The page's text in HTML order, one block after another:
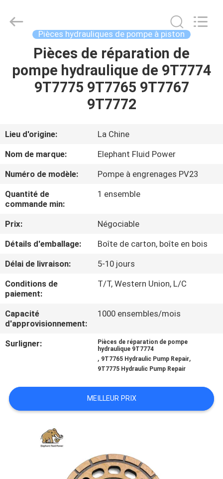
MAISON
PRODUITS
SUJET
DE
NOUS
VISITE
D'USINE
CONTRÔLE
DE
QUALITÉ
CONTACTEZ-
NOUS
CAS
Elephant
Fluid
Pièces hydrauliques de pompe à piston
Pièces de réparation de
pompe hydraulique de 9T7774
9T7775 9T7765 9T7767
9T7772
Lieu d'origine:
La Chine
Nom de marque:
Elephant Fluid Power
Numéro de modèle:
Pompe à engrenages PV23
Quantité de
commande min:
1 ensemble
Prix:
Négociable
Détails d'emballage:
Boîte de carton, boîte en bois
Délai de livraison:
5-10 jours
Conditions de
paiement:
T/T, Western Union, L/C
Capacité
d'approvisionnement:
1000 ensembles/mois
Surligner:
Pièces de réparation de pompe
hydraulique 9T7774
, 9T7765 Hydraulic Pump Repair,
9T7775 Hydraulic Pump Repair
MEILLEUR PRIX